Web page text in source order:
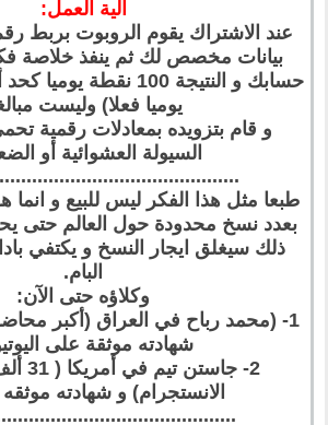
آلية العمل:
عند الاشتراك يقوم الروبوت بربط
بيانات مخصص لك ثم ينفذ خلاصة
حسابك و النتيجة 100 نقطة
يوميا فعلا) وليست
و قام بتزويده بمعادلات رقمية
السيولة العشوائية أو
......
طبعا مثل هذا الفكر ليس للبيع و انما
بعدد نسخ محدودة حول العالم حتى
ذلك سيغلق ايجار النسخ و يكتفي
البام.
وكلاؤه حتى الآن:
1- (محمد رباح في العراق (أكبر
شهادته موثقة على
2-
الانستجرام) و شهادته موثقه
.....